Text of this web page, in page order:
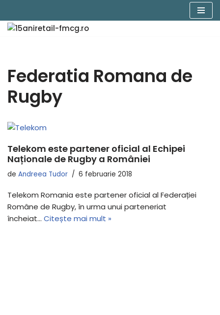
Sari
Federatia Romana de
Rugby
Telekom este partener oficial al Echipei
Naționale de Rugby a României
de Andreea Tudor 6 februarie 2018
Telekom Romania este partener oficial al Federației
Române de Rugby, în urma unui parteneriat
încheiat… Citește mai mult »